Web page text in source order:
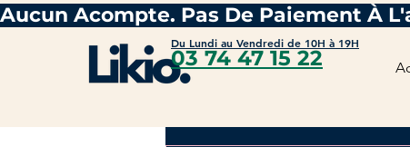
Du Lundi au Vendredi de 10H à 19H
03 74 47 15 22